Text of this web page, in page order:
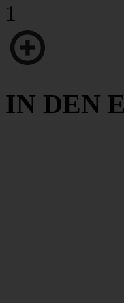
1
IN DEN